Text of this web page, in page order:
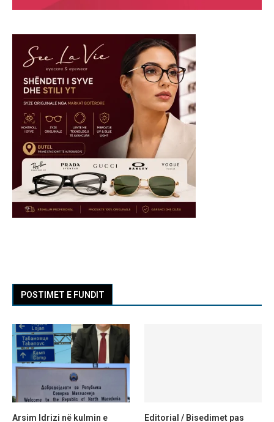
POSTIMET E FUNDIT
Arsim Idrizi në kulmin e
Editorial / Bisedimet pas